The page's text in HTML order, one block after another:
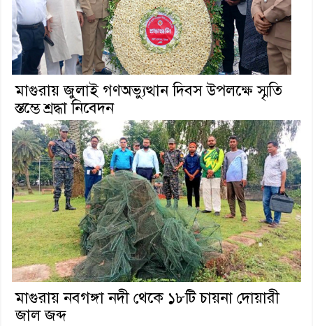
মাগুরায় জুলাই গণঅভ্যুত্থান দিবস উপলক্ষে স্মৃতি
স্তম্ভে শ্রদ্ধা নিবেদন
মাগুরায় নবগঙ্গা নদী থেকে ১৮টি চায়না দোয়ারী
জাল জব্দ